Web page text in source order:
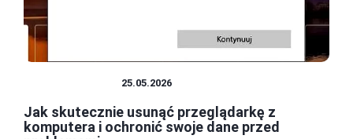
25.05.2026
Jak skutecznie usunąć przeglądarkę z
komputera i ochronić swoje dane przed